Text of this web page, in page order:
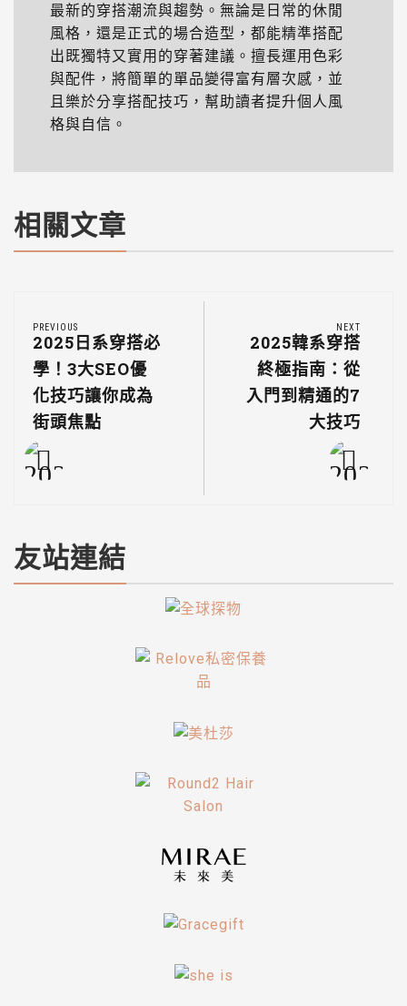
最新的穿搭潮流與趨勢。無論是日常的休閒
風格，還是正式的場合造型，都能精準搭配
出既獨特又實用的穿著建議。擅長運用色彩
與配件，將簡單的單品變得富有層次感，並
且樂於分享搭配技巧，幫助讀者提升個人風
格與自信。
相關文章
PREVIOUS
2025日系穿搭必
學！3大SEO優
化技巧讓你成為
街頭焦點
NEXT
2025韓系穿搭
終極指南：從
入門到精通的7
大技巧
友站連結